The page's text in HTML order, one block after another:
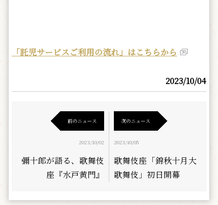
「託児サービスご利用の流れ」はこちらから
2023/10/04
前のニュース
2023/10/02
彌十郎が語る、歌舞伎
座『水戸黄門』
次のニュース
2023/10/05
歌舞伎座「錦秋十月大
歌舞伎」初日開幕